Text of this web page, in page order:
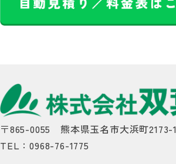
〒865-0055 熊本県玉名市大浜町2173-1
TEL：0968-76-1775